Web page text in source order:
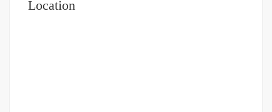
Location